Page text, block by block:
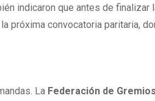
indicaron que antes de finalizar
próxima convocatoria paritaria,
La Federación de